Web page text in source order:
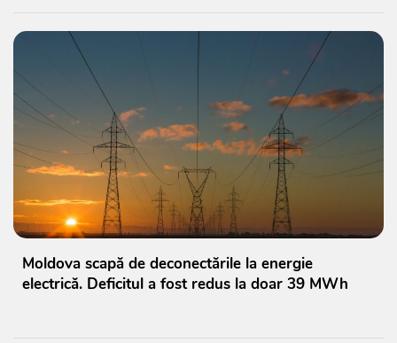
Moldova scapă de deconectările la energie
electrică. Deficitul a fost redus la doar 39 MWh